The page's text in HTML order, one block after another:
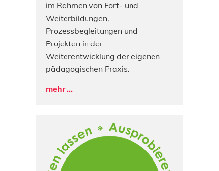
im Rahmen von Fort- und
Weiterbildungen,
Prozessbegleitungen und
Projekten in der
Weiterentwicklung der eigenen
pädagogischen Praxis.
mehr ...